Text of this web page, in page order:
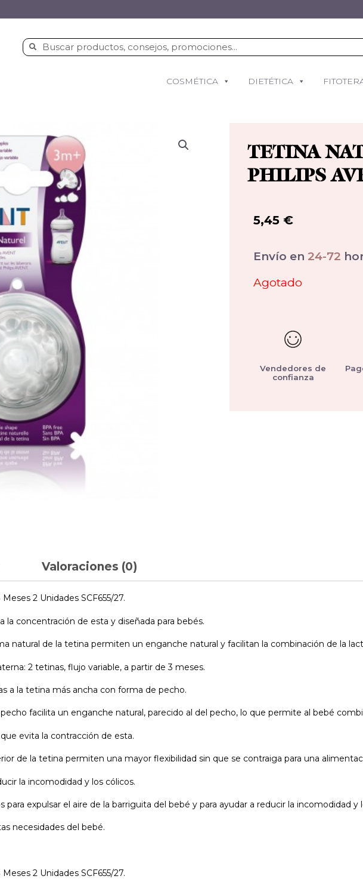
COSMÉTICA DIETÉTICA
TETINA
PHILIPS
5,45 €
Envío en 24-72
Agotado
Vendedores de
confianza
Valoraciones (0)
2 Unidades SCF655/27.
la concentración de esta y diseñada para bebés.
natural de la tetina permiten un enganche natural y facilitan la combinación de la
2 tetinas, flujo variable, a partir de 3 meses.
a la tetina más ancha con forma de pecho.
facilita un enganche natural, parecido al del pecho, lo que permite al bebé
evita la contracción de esta.
de la tetina permiten una mayor flexibilidad sin que se contraiga para una
la incomodidad y los cólicos.
para expulsar el aire de la barriguita del bebé y para ayudar a reducir la incomodidad y
necesidades del bebé.
2 Unidades SCF655/27.